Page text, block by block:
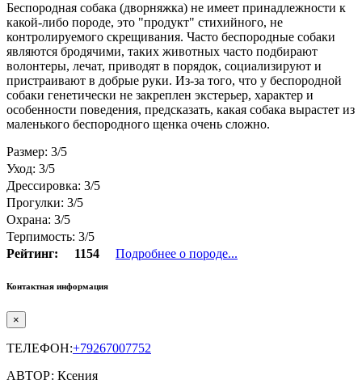
Беспородная собака (дворняжка) не имеет принадлежности к
какой-либо породе, это "продукт" стихийного, не
контролируемого скрещивания. Часто беспородные собаки
являются бродячими, таких животных часто подбирают
волонтеры, лечат, приводят в порядок, социализируют и
пристраивают в добрые руки. Из-за того, что у беспородной
собаки генетически не закреплен экстерьер, характер и
особенности поведения, предсказать, какая собака вырастет из
маленького беспородного щенка очень сложно.
Размер: 3/5
Уход: 3/5
Дрессировка: 3/5
Прогулки: 3/5
Охрана: 3/5
Терпимость: 3/5
Рейтинг:
1154 Подробнее о породе...
Контактная информация
×
ТЕЛЕФОН:+79267007752
АВТОР: Ксения